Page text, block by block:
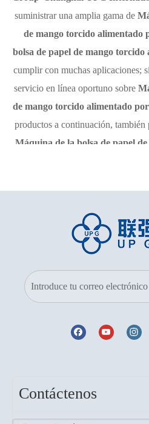
suministrar una amplia gama de
de mango torcido alimentado
bolsa de papel de mango
cumplir con muchas aplicaciones;
servicio en línea oportuno sobre
de mango torcido alimentado
productos a continuación, también
Máquina de la bolsa de papel
LQ-F18 Máquina para
fondo cuadrado con
alimentación de hojas
LQ-F14 / F18 / F18NEW
Contáctenos